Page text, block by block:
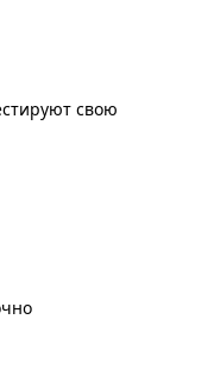
свою